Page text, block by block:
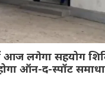
आज लगेगा सहयोग
ऑन-द-स्पॉट